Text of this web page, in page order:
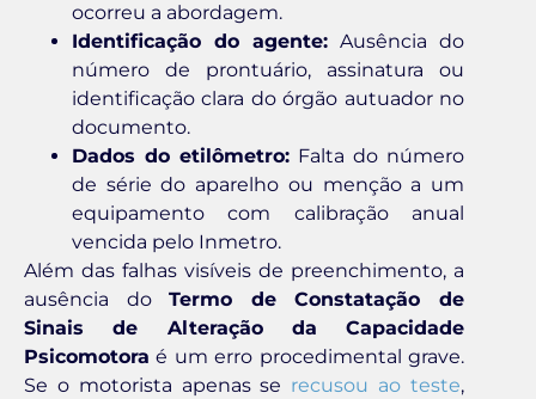
ocorreu a abordagem.
Identificação do agente: Ausência do
número de prontuário, assinatura ou
identificação clara do órgão autuador no
documento.
Dados do etilômetro: Falta do número
de série do aparelho ou menção a um
equipamento com calibração anual
vencida pelo Inmetro.
Além das falhas visíveis de preenchimento, a
ausência doTermo de Constatação de
Sinais de Alteração da Capacidade
Psicomotora é um erro procedimental grave.
Se o motorista apenas se recusou ao teste,